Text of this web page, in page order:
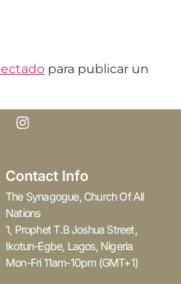
para publicar un
Contact Info
The Synagogue, Church Of All
Nations
1, Prophet T.B Joshua Street,
Ikotun-Egbe, Lagos, Nigeria
Mon-Fri 11am-10pm (GMT+1)